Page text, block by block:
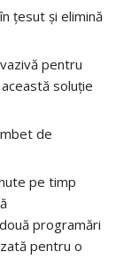
țesut și elimină
pentru
soluție
de
pe timp
programări
pentru o